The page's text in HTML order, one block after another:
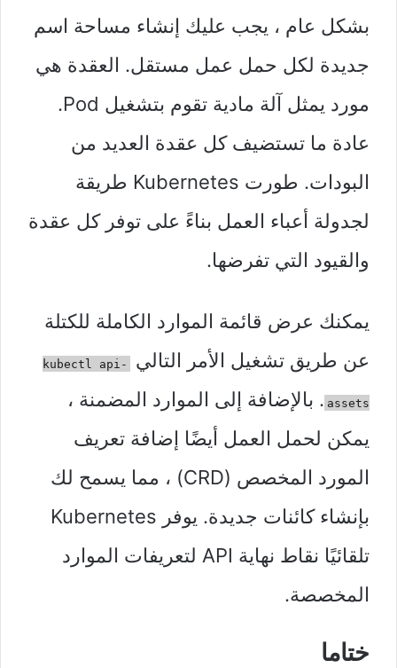
بشكل عام ، يجب عليك إنشاء مساحة اسم
جديدة لكل حمل عمل مستقل. العقدة هي
مورد يمثل آلة مادية تقوم بتشغيل Pod.
عادة ما تستضيف كل عقدة العديد من
البودات. طورت Kubernetes طريقة
لجدولة أعباء العمل بناءً على توفر كل عقدة
والقيود التي تفرضها.
يمكنك عرض قائمة الموارد الكاملة للكتلة
عن طريق تشغيل الأمر التالي
kubectl api-
assets . بالإضافة إلى الموارد المضمنة ،
يمكن لحمل العمل أيضًا إضافة تعريف
المورد المخصص (CRD) ، مما يسمح لك
بإنشاء كائنات جديدة. يوفر Kubernetes
تلقائيًا نقاط نهاية API لتعريفات الموارد
المخصصة.
ختاما